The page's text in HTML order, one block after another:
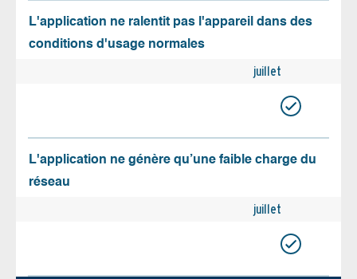
L'application ne ralentit pas l'appareil dans des
conditions d'usage normales
juillet
L'application ne génère qu’une faible charge du
réseau
juillet